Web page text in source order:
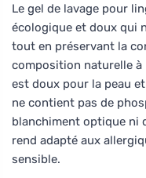
Le gel de lavage pour
écologique et doux qui
tout en préservant la
composition naturelle à
est doux pour la peau
ne contient pas de
blanchiment optique ni
rend adapté aux
sensible.